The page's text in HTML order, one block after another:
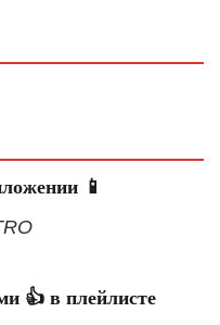
📱
👍 в плейлисте